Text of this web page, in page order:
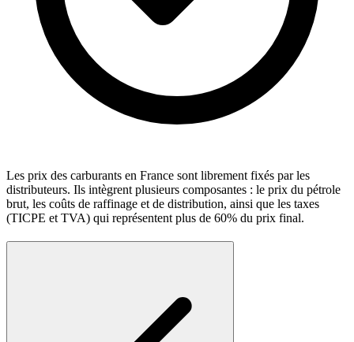
Les prix des carburants en France sont librement fixés par les
distributeurs. Ils intègrent plusieurs composantes : le prix du pétrole
brut, les coûts de raffinage et de distribution, ainsi que les taxes
(TICPE et TVA) qui représentent plus de 60% du prix final.